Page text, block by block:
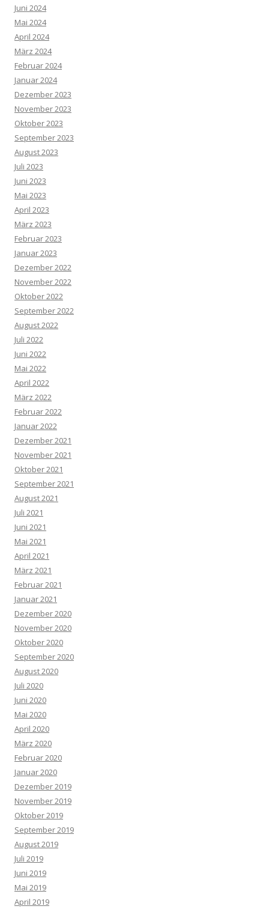
Juni 2024
Mai 2024
April 2024
März 2024
Februar 2024
Januar 2024
Dezember 2023
November 2023
Oktober 2023
September 2023
August 2023
Juli 2023
Juni 2023
Mai 2023
April 2023
März 2023
Februar 2023
Januar 2023
Dezember 2022
November 2022
Oktober 2022
September 2022
August 2022
Juli 2022
Juni 2022
Mai 2022
April 2022
März 2022
Februar 2022
Januar 2022
Dezember 2021
November 2021
Oktober 2021
September 2021
August 2021
Juli 2021
Juni 2021
Mai 2021
April 2021
März 2021
Februar 2021
Januar 2021
Dezember 2020
November 2020
Oktober 2020
September 2020
August 2020
Juli 2020
Juni 2020
Mai 2020
April 2020
März 2020
Februar 2020
Januar 2020
Dezember 2019
November 2019
Oktober 2019
September 2019
August 2019
Juli 2019
Juni 2019
Mai 2019
April 2019